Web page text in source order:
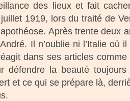
des lieux et fait
1919, lors du traité de
Après trente deux
Il n’oublie ni l’Italie où
dans ses articles
la beauté
et ce qui se prépare là,